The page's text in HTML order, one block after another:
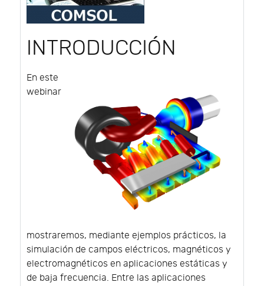
INTRODUCCIÓN
En este
webinar
mostraremos, mediante ejemplos prácticos, la
simulación de campos eléctricos, magnéticos y
electromagnéticos en aplicaciones estáticas y
de baja frecuencia. Entre las aplicaciones